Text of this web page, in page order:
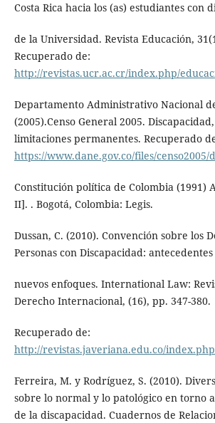
Costa Rica hacia los (as) estudiantes con
de la Universidad. Revista Educación,
Recuperado de:
http://revistas.ucr.ac.cr/index.php/
Departamento Administrativo Nacional
(2005).Censo General 2005.
limitaciones permanentes. Recuperado
https://www.dane.gov.co/files/censo2005/
Constitución política de Colombia (1991)
II]. . Bogotá, Colombia: Legis.
Dussan, C. (2010). Convención sobre los
Personas con Discapacidad: antecedentes
nuevos enfoques. International Law:
Derecho Internacional, (16), pp. 347-380.
Recuperado de:
http://revistas.javeriana.edu.co/
Ferreira, M. y Rodríguez, S. (2010).
sobre lo normal y lo patológico en torno
de la discapacidad. Cuadernos de